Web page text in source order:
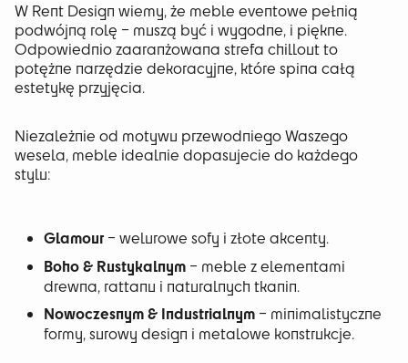
W Rent Design wiemy, że meble eventowe pełnią
podwójną rolę – muszą być i wygodne, i piękne.
Odpowiednio zaaranżowana strefa chillout to
potężne narzędzie dekoracyjne, które spina całą
estetykę przyjęcia.
Niezależnie od motywu przewodniego Waszego
wesela, meble idealnie dopasujecie do każdego
stylu:
Glamour – welurowe sofy i złote akcenty.
Boho & Rustykalnym – meble z elementami
drewna, rattanu i naturalnych tkanin.
Nowoczesnym & Industrialnym – minimalistyczne
formy, surowy design i metalowe konstrukcje.